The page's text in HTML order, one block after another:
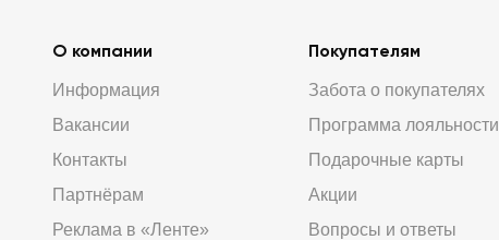
О компании
Информация
Вакансии
Контакты
Партнёрам
Реклама в «Ленте»
Покупателям
Забота о покупателях
Программа лояльности
Подарочные карты
Акции
Вопросы и ответы